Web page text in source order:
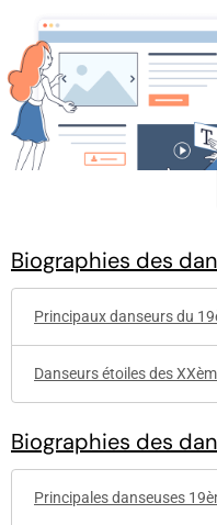
les
Lettre K
Biographies des
Principaux danseurs du
Danseurs étoiles des
Biographies des
Principales danseuses